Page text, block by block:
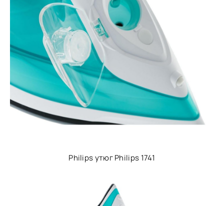
Philips утюг Philips 1741